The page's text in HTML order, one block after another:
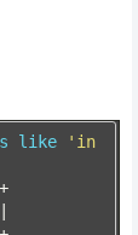
like
'in